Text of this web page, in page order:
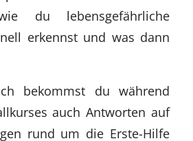
du lebensgefährliche
erkennst und was dann
bekommst du während
auch Antworten auf
rund um die Erste-Hilfe